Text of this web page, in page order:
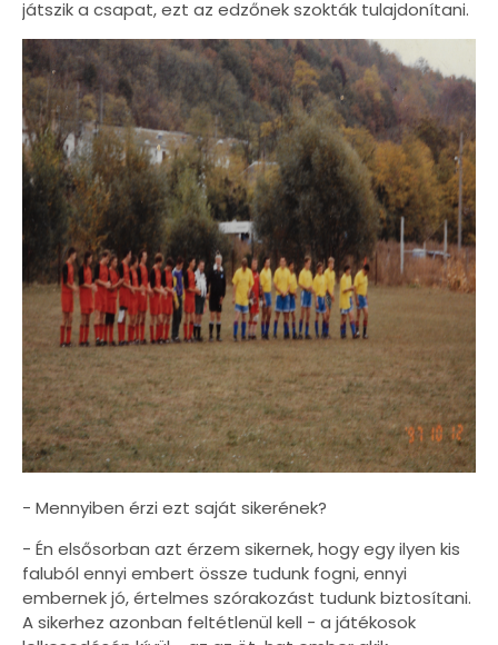
játszik a csapat, ezt az edzőnek szokták tulajdonítani.
- Mennyiben érzi ezt saját sikerének?
- Én elsősorban azt érzem sikernek, hogy egy ilyen kis
faluból ennyi embert össze tudunk fogni, ennyi
embernek jó, értelmes szórakozást tudunk biztosítani.
A sikerhez azonban feltétlenül kell - a játékosok